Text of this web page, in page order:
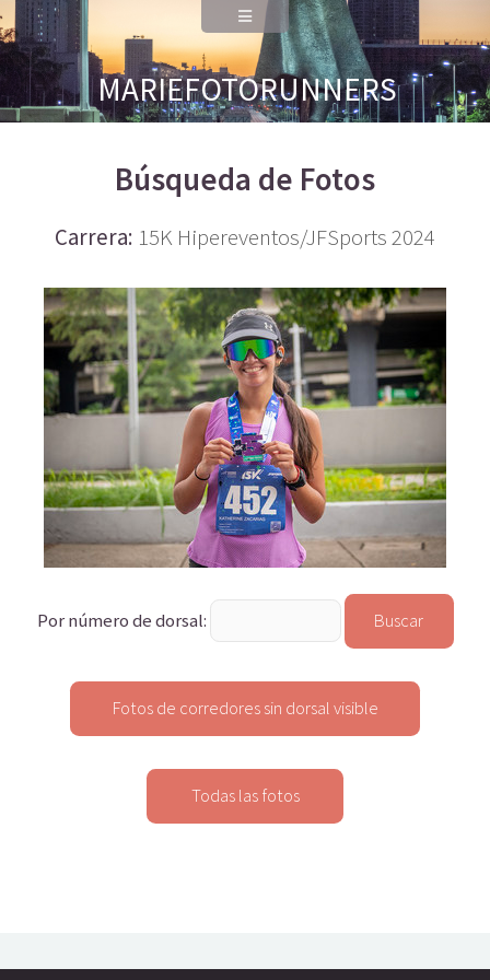
MARIEFOTORUNNERS
Búsqueda de Fotos
Carrera: 15K Hipereventos/JFSports 2024
Por número de dorsal: